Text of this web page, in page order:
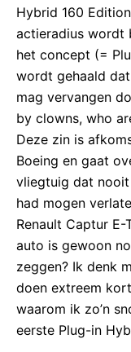
Hybrid 160
actieradius wordt
het concept (=
wordt gehaald dat
mag vervangen
by clowns, who
Deze zin is
Boeing en gaat
vliegtuig dat
had mogen
Renault Captur
auto is gewoon
zeggen? Ik denk
doen extreem
waarom ik zo’n
eerste Plug-in